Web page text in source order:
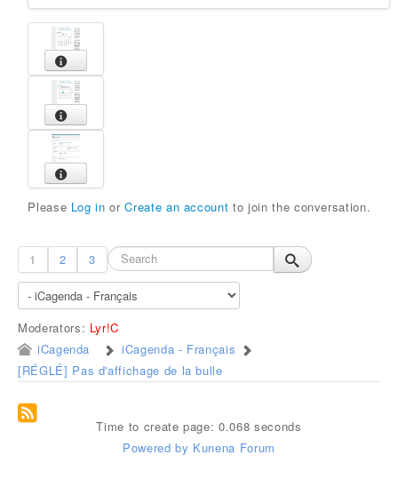
Please Log in orCreate an account to join the conversation.
1 2 3
Moderators: Lyr!C
iCagenda
iCagenda - Français
[RÉGLÉ] Pas d'affichage de la bulle
Time to create page: 0.068 seconds
Powered by Kunena Forum